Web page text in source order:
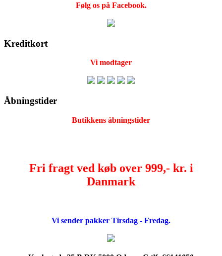
Følg os på Facebook.
Kreditkort
Vi modtager
Åbningstider
Butikkens åbningstider
Fri fragt ved køb over 999,- kr. i
Danmark
Vi sender pakker Tirsdag - Fredag.